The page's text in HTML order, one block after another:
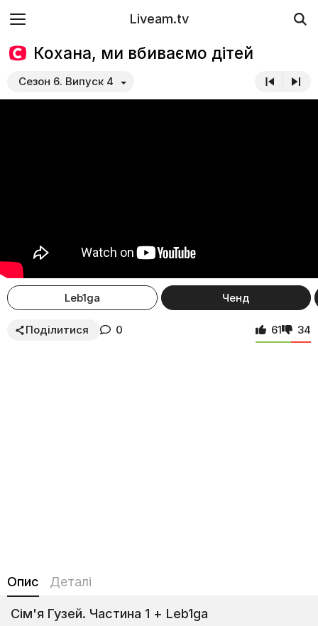
Liveam.tv
Кохана, ми вбиваємо дітей
Сезон 6. Випуск 4
Leb1ga Ченд
Поділитися 0 61 34
Опис Деталі
Сім'я Гузей. Частина 1 + Leb1ga